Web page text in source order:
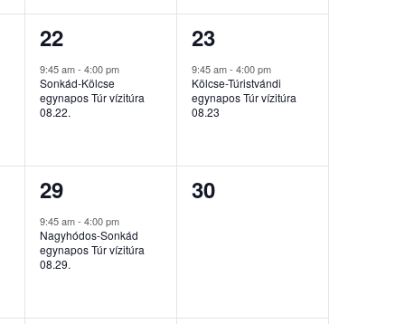
1
esemény,
22
9:45 am-4:00 pm
Sonkád-Kölcse
egynapos Túr vízitúra
08.22.
1
esemény,
23
9:45 am-4:00 pm
Kölcse-Túristvándi
egynapos Túr vízitúra
08.23
1
esemény,
29
9:45 am-4:00 pm
Nagyhódos-Sonkád
egynapos Túr vízitúra
08.29.
0
30